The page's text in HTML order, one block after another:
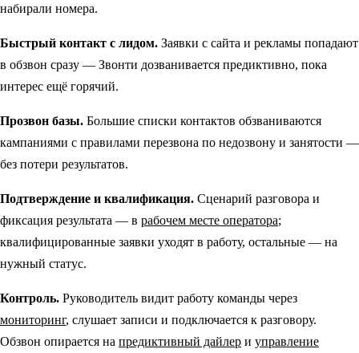
набирали номера.
Быстрый контакт с лидом. Заявки с сайта и рекламы попадают
в обзвон сразу — Звонти дозванивается предиктивно, пока
интерес ещё горячий.
Прозвон базы. Большие списки контактов обзваниваются
кампаниями с правилами перезвона по недозвону и занятости —
без потери результатов.
Подтверждение и квалификация. Сценарий разговора и
фиксация результата — в рабочем месте оператора;
квалифицированные заявки уходят в работу, остальные — на
нужный статус.
Контроль. Руководитель видит работу команды через
мониторинг, слушает записи и подключается к разговору.
Обзвон опирается на предиктивный дайлер и управление